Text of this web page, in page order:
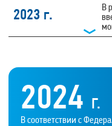
2023 г.
В
2024 Г.
В соответствии с